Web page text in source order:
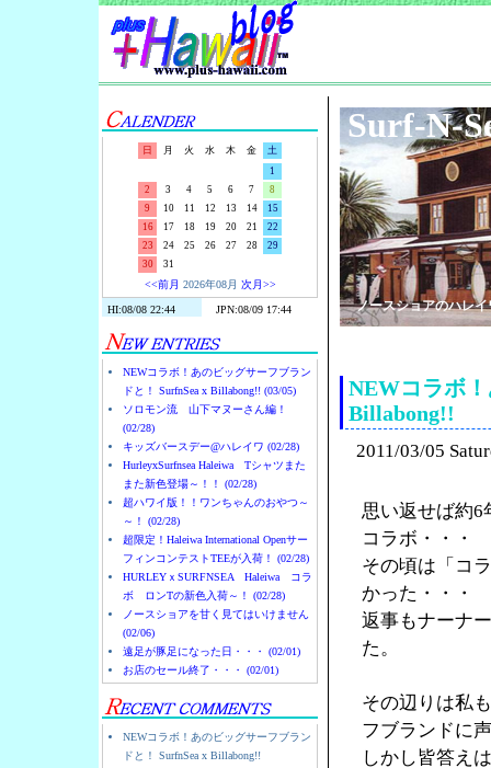
日 月 火 水 木 金
土
1
2
3 4 5 6 7
8
9
10 11 12 13 14
15
16
17 18 19 20 21
22
23
24 25 26 27 28
29
30
31
<<前月 2026年08月 次月>>
NEWコラボ！あのビッグサーフブラン
ドと！ SurfnSea x Billabong!! (03/05)
ソロモン流 山下マヌーさん編！
(02/28)
キッズバースデー@ハレイワ (02/28)
HurleyxSurfnsea Haleiwa Tシャツまた
また新色登場～！！ (02/28)
超ハワイ版！！ワンちゃんのおやつ～
～！ (02/28)
超限定！Haleiwa International Openサー
フィンコンテストTEEが入荷！ (02/28)
HURLEYｘSURFNSEA Haleiwa コラ
ボ ロンTの新色入荷～！ (02/28)
ノースショアを甘く見てはいけません
(02/06)
遠足が豚足になった日・・・ (02/01)
お店のセール終了・・・ (02/01)
NEWコラボ！あのビッグサーフブラン
ドと！ SurfnSea x Billabong!!
Surf-N-
ノースショアのハレ
NEWコラボ
Billabong!!
2011/03/05
思い返せば約6
コラボ・・・
その頃は「コ
かった・・・
返事もナーナ
た。
その辺りは私
フブランドに
しかし皆答え